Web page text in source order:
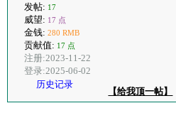
发帖: 17
威望: 17 点
金钱: 280 RMB
贡献值: 17 点
注册:2023-11-22
登录:2025-06-02
历史记录
【给我顶一帖】